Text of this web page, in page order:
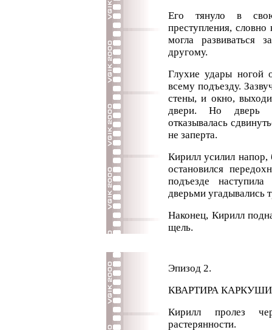
Его тянуло в
преступления, словно
могла развиваться
другому.
Глухие удары ногой
всему подъезду.
стены, и окно,
двери. Но дверь
отказывалась
не заперта.
Кирилл усилил
остановился
подъезде
дверьми угадывались
Наконец, Кирилл
щель.
Эпизод 2.
КВАРТИРА
Кирилл пролез
растерянности.